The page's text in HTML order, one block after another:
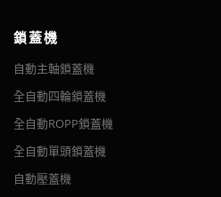
鎖蓋機
自動主軸鎖蓋機
全自動四輪鎖蓋機
全自動ROPP鎖蓋機
全自動單頭鎖蓋機
自動壓蓋機